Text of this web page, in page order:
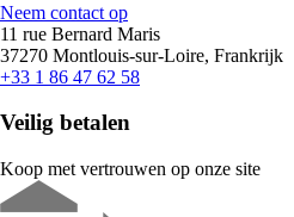
Neem contact op
11 rue Bernard Maris
37270 Montlouis-sur-Loire, Frankrijk
+33 1 86 47 62 58
Veilig betalen
Koop met vertrouwen op onze site